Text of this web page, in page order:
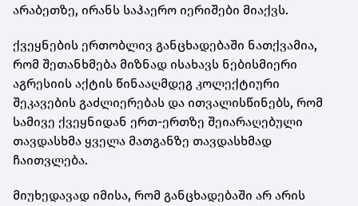
არაბეთზე, ირანს საჰაერო იერიშები მიაქვს.
ქვეყნების ერთობლივ განცხადებაში ნათქვამია,
რომ შეთანხმება მიზნად ისახავს ნებისმიერი
აგრესიის აქტის წინააღმდეგ კოლექტიური
შეკავების გაძლიერებას და ითვალისწინებს, რომ
სამივე ქვეყნიდან ერთ-ერთზე შეიარაღებული
თავდასხმა ყველა მათგანზე თავდასხმად
ჩაითვლება.
მიუხედავად იმისა, რომ განცხადებაში არ არის